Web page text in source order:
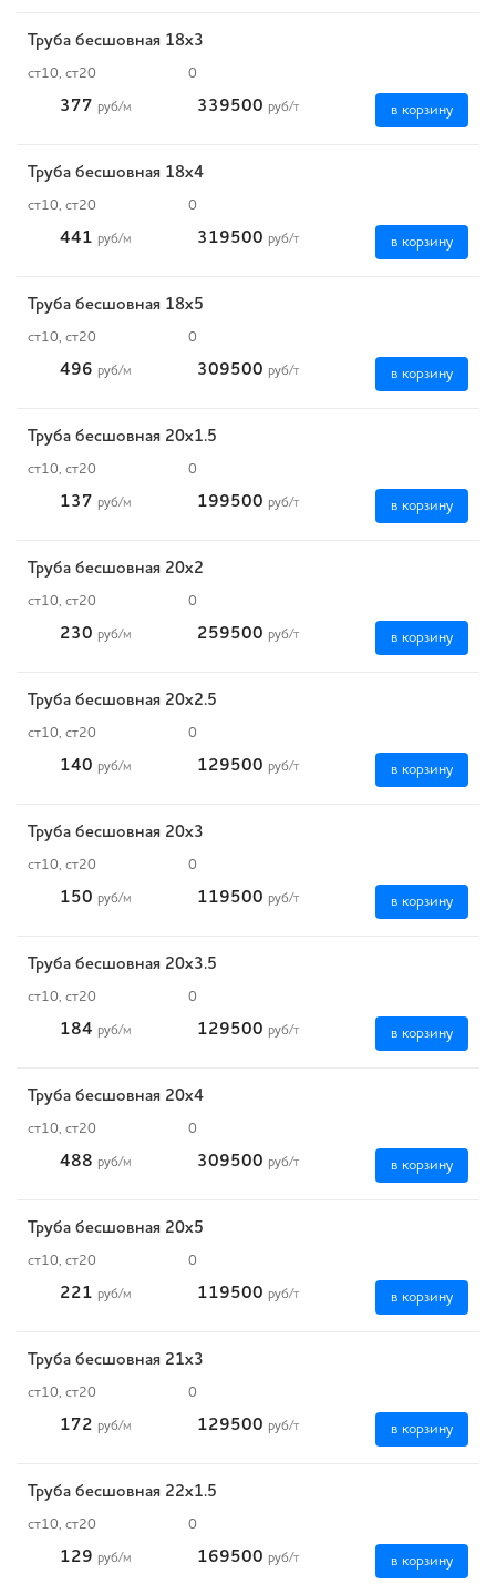
Труба бесшовная 18х3
ст10, ст20 0
377 руб/м 339500 руб/т в корзину
Труба бесшовная 18х4
ст10, ст20 0
441 руб/м 319500 руб/т в корзину
Труба бесшовная 18х5
ст10, ст20 0
496 руб/м 309500 руб/т в корзину
Труба бесшовная 20х1.5
ст10, ст20 0
137 руб/м 199500 руб/т в корзину
Труба бесшовная 20х2
ст10, ст20 0
230 руб/м 259500 руб/т в корзину
Труба бесшовная 20х2.5
ст10, ст20 0
140 руб/м 129500 руб/т в корзину
Труба бесшовная 20х3
ст10, ст20 0
150 руб/м 119500 руб/т в корзину
Труба бесшовная 20х3.5
ст10, ст20 0
184 руб/м 129500 руб/т в корзину
Труба бесшовная 20х4
ст10, ст20 0
488 руб/м 309500 руб/т в корзину
Труба бесшовная 20х5
ст10, ст20 0
221 руб/м 119500 руб/т в корзину
Труба бесшовная 21х3
ст10, ст20 0
172 руб/м 129500 руб/т в корзину
Труба бесшовная 22х1.5
ст10, ст20 0
129 руб/м 169500 руб/т в корзину